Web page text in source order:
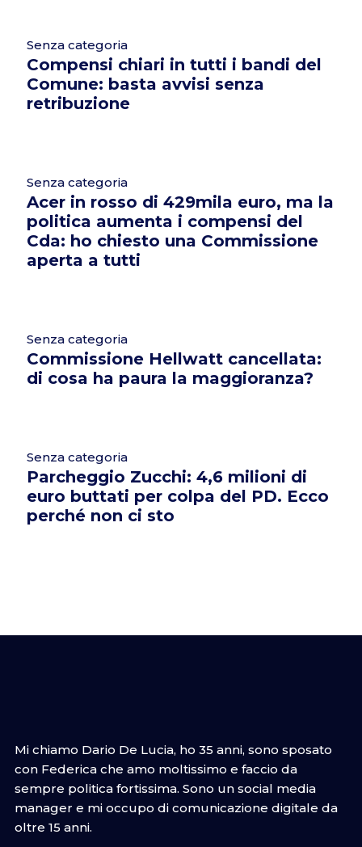
Senza categoria
Compensi chiari in tutti i bandi del
Comune: basta avvisi senza
retribuzione
Senza categoria
Acer in rosso di 429mila euro, ma la
politica aumenta i compensi del
Cda: ho chiesto una Commissione
aperta a tutti
Senza categoria
Commissione Hellwatt cancellata:
di cosa ha paura la maggioranza?
Senza categoria
Parcheggio Zucchi: 4,6 milioni di
euro buttati per colpa del PD. Ecco
perché non ci sto
Mi chiamo Dario De Lucia, ho 35 anni, sono sposato
con Federica che amo moltissimo e faccio da
sempre politica fortissima. Sono un social media
manager e mi occupo di comunicazione digitale da
oltre 15 anni.